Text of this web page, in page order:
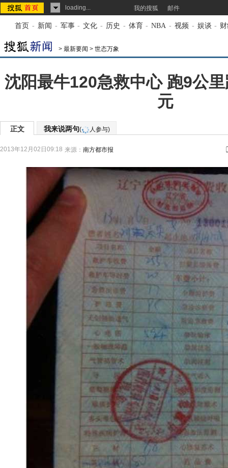
loading... 我的搜狐 邮件
首页 - 新闻 - 军事 - 文化 - 历史 - 体育 - NBA - 视频 - 娱谈 -
> 最新要闻 > 世态万象
沈阳最牛120急救中心 跑9公
元
正文 我来说两句( 人参与)
2013年12月02日09:18 来源： 南方都市报